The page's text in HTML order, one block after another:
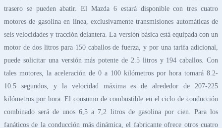
trasero se pueden abatir. El Mazda 6 estará disponible con tres cuatro
motores de gasolina en línea, exclusivamente transmisiones automáticas de
seis velocidades y tracción delantera. La versión básica está equipada con un
motor de dos litros para 150 caballos de fuerza, y por una tarifa adicional,
puede solicitar una versión más potente de 2.5 litros y 194 caballos. Con
tales motores, la aceleración de 0 a 100 kilómetros por hora tomará 8.2-
10.5 segundos, y la velocidad máxima es de alrededor de 207-225
kilómetros por hora. El consumo de combustible en el ciclo de conducción
combinado será de unos 6,5 a 7,2 litros de gasolina por cien. Para los
fanáticos de la conducción más dinámica, el fabricante ofrece otros cuatro